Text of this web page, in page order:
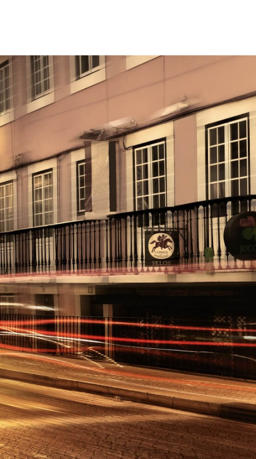
Global Yamaha Motor Yamaha Audio